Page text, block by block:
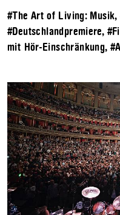
#The Art of Living: Musik,
#Deutschlandpremiere,
mit Hör-Einschränkung,